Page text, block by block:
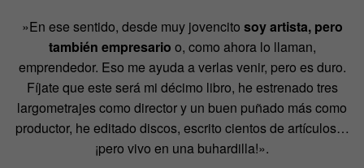
»En ese sentido, desde muy jovencito soy artista, pero
también empresario o, como ahora lo llaman,
emprendedor. Eso me ayuda a verlas venir, pero es duro.
Fíjate que este será mi décimo libro, he estrenado tres
largometrajes como director y un buen puñado más como
productor, he editado discos, escrito cientos de artículos…
¡pero vivo en una buhardilla!».